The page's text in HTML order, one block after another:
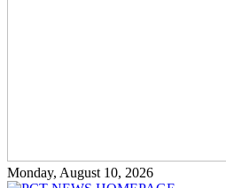
Monday, August 10, 2026